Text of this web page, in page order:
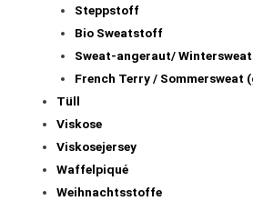
Steppstoff
Bio Sweatstoff
Sweat-angeraut/
French Terry / Sommersweat
Tüll
Viskose
Viskosejersey
Waffelpiqué
Weihnachtsstoffe